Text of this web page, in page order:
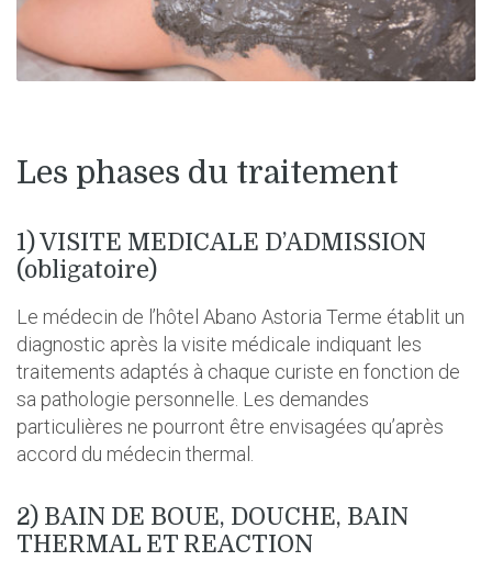
Les phases du traitement
1) VISITE MEDICALE D’ADMISSION
(obligatoire)
Le médecin de l’hôtel Abano Astoria Terme établit un
diagnostic après la visite médicale indiquant les
traitements adaptés à chaque curiste en fonction de
sa pathologie personnelle. Les demandes
particulières ne pourront être envisagées qu’après
accord du médecin thermal.
2) BAIN DE BOUE, DOUCHE, BAIN
THERMAL ET REACTION